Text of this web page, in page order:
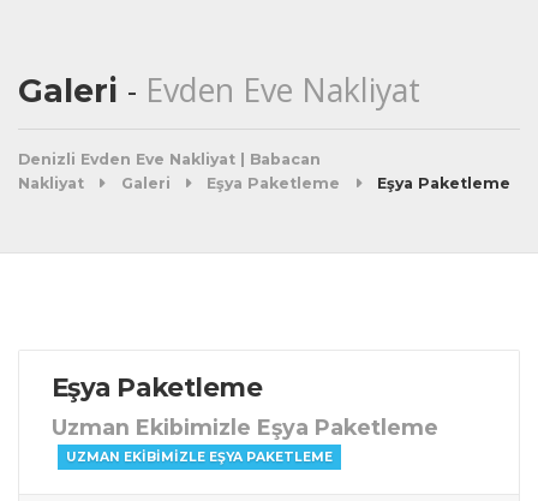
Galeri Evden Eve Nakliyat
Denizli Evden Eve Nakliyat | Babacan
Nakliyat
Galeri Eşya Paketleme Eşya Paketleme
Eşya Paketleme
Uzman Ekibimizle Eşya Paketleme
UZMAN EKIBIMIZLE EŞYA PAKETLEME